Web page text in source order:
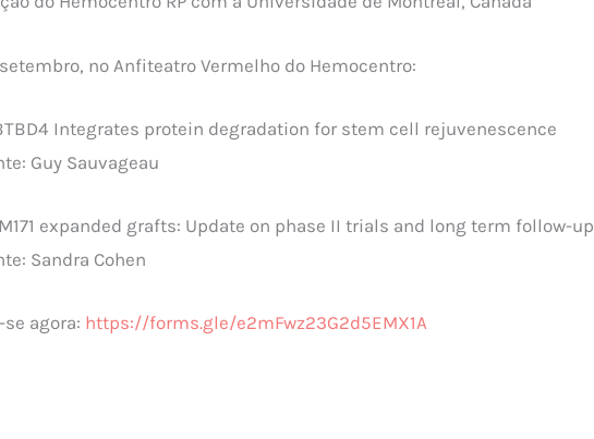
no Anfiteatro Vermelho do Hemocentro:
Integrates protein degradation for stem cell rejuvenescence
Guy Sauvageau
expanded grafts: Update on phase II trials and long term follow-up
Sandra Cohen
agora: https://forms.gle/e2mFwz23G2d5EMX1A